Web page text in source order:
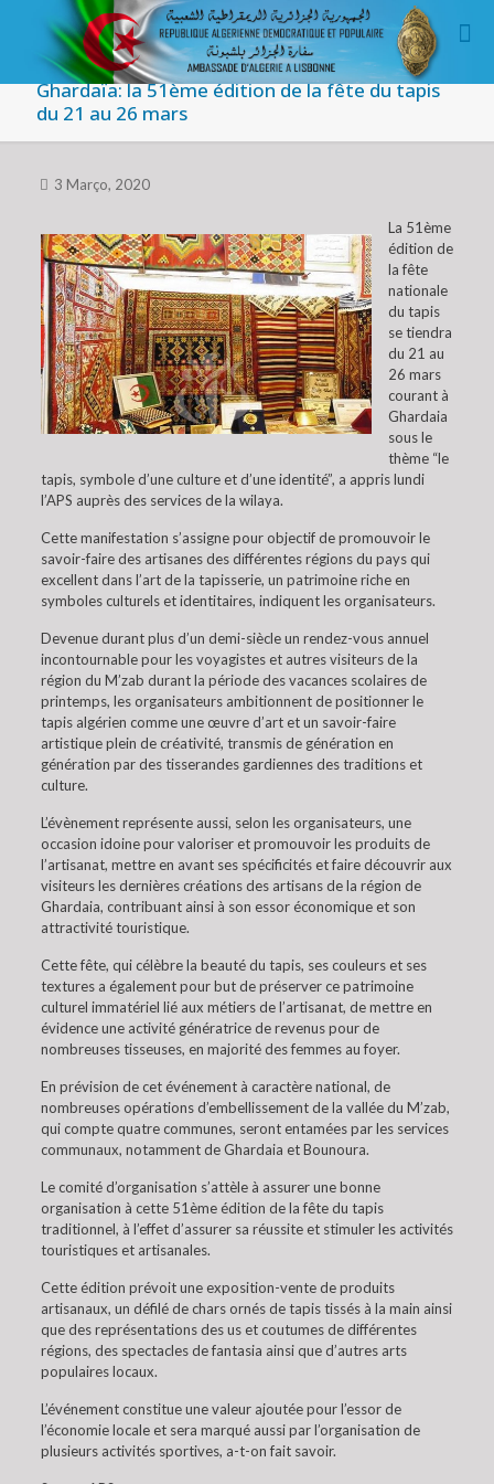
Ghardaïa: la 51ème édition de la fête du tapis
du 21 au 26 mars
3 Março, 2020
La 51ème
édition de
la fête
nationale
du tapis
se tiendra
du 21 au
26 mars
courant à
Ghardaia
sous le
thème “le
tapis, symbole d’une culture et d’une identité”, a appris lundi
l’APS auprès des services de la wilaya.
Cette manifestation s’assigne pour objectif de promouvoir le
savoir-faire des artisanes des différentes régions du pays qui
excellent dans l’art de la tapisserie, un patrimoine riche en
symboles culturels et identitaires, indiquent les organisateurs.
Devenue durant plus d’un demi-siècle un rendez-vous annuel
incontournable pour les voyagistes et autres visiteurs de la
région du M’zab durant la période des vacances scolaires de
printemps, les organisateurs ambitionnent de positionner le
tapis algérien comme une œuvre d’art et un savoir-faire
artistique plein de créativité, transmis de génération en
génération par des tisserandes gardiennes des traditions et
culture.
L’évènement représente aussi, selon les organisateurs, une
occasion idoine pour valoriser et promouvoir les produits de
l’artisanat, mettre en avant ses spécificités et faire découvrir aux
visiteurs les dernières créations des artisans de la région de
Ghardaia, contribuant ainsi à son essor économique et son
attractivité touristique.
Cette fête, qui célèbre la beauté du tapis, ses couleurs et ses
textures a également pour but de préserver ce patrimoine
culturel immatériel lié aux métiers de l’artisanat, de mettre en
évidence une activité génératrice de revenus pour de
nombreuses tisseuses, en majorité des femmes au foyer.
En prévision de cet événement à caractère national, de
nombreuses opérations d’embellissement de la vallée du M’zab,
qui compte quatre communes, seront entamées par les services
communaux, notamment de Ghardaia et Bounoura.
Le comité d’organisation s’attèle à assurer une bonne
organisation à cette 51ème édition de la fête du tapis
traditionnel, à l’effet d’assurer sa réussite et stimuler les activités
touristiques et artisanales.
Cette édition prévoit une exposition-vente de produits
artisanaux, un défilé de chars ornés de tapis tissés à la main ainsi
que des représentations des us et coutumes de différentes
régions, des spectacles de fantasia ainsi que d’autres arts
populaires locaux.
L’événement constitue une valeur ajoutée pour l’essor de
l’économie locale et sera marqué aussi par l’organisation de
plusieurs activités sportives, a-t-on fait savoir.